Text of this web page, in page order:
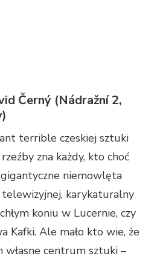
Černý (Nádražní 2,
terrible czeskiej sztuki
zna każdy, kto choć
niemowlęta
telewizyjnej, karykaturalny
koniu w Lucernie, czy
Kafki. Ale mało kto wie, że
własne centrum sztuki –